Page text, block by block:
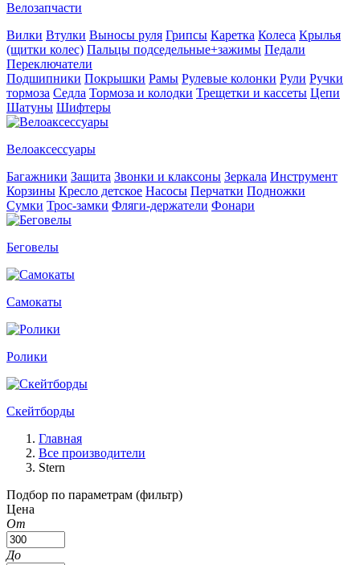
Велозапчасти
Вилки Втулки Выносы руля Грипсы Каретка Колеса Крылья
(щитки колес) Пальцы подседельные+зажимы Педали
Переключатели
Подшипники Покрышки Рамы Рулевые колонки Рули Ручки
тормоза Седла Тормоза и колодки Трещетки и кассеты Цепи
Шатуны Шифтеры
Велоаксессуары
Багажники Защита Звонки и клаксоны Зеркала Инструмент
Корзины Кресло детское Насосы Перчатки Подножки
Сумки Трос-замки Фляги-держатели Фонари
Беговелы
Самокаты
Ролики
Скейтборды
Главная
Все производители
Stern
Подбор по параметрам (фильтр)
Цена
От
До